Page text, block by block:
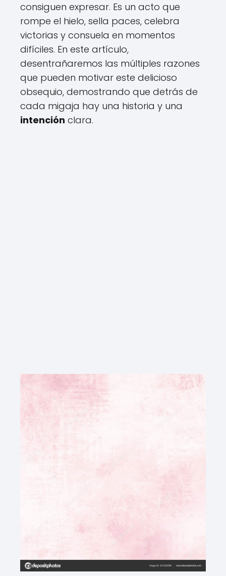
consiguen expresar. Es un acto que
rompe el hielo, sella paces, celebra
victorias y consuela en momentos
difíciles. En este artículo,
desentrañaremos las múltiples razones
que pueden motivar este delicioso
obsequio, demostrando que detrás de
cada migaja hay una historia y una
intención clara.